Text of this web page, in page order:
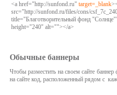
<a href="http://sunfond.ru" target=_blank
src="http://sunfond.ru/files/cons/
title="Благотворительный фонд
height="240" alt=""></a>
Обычные баннеры
Чтобы разместить на своем сайте
на сайте код, расположенный рядом с